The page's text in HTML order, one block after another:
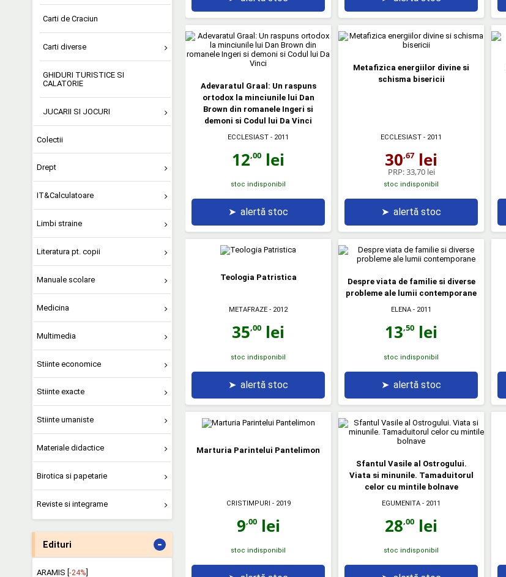
Carti de Craciun
Carti diverse
GHIDURI TURISTICE SI
CALATORIE
JUCARII SI JOCURI
Colectii
Drept
IT&Calculatoare
Limbi straine
Literatura pt. copii
Manuale scolare
Medicina
Multimedia
Stiinte economice
Stiinte exacte
Stiinte umaniste
Materiale didactice
Birotica si papetarie
Reviste si integrame
Edituri -
ARAMIS [ -24%
Adevaratul Graal: Un raspuns
ortodox la minciunile lui Dan
Brown din romanele Ingeri si
demoni si Codul lui Da Vinci
ECCLESIAST - 2011
12,00 lei
stoc indisponibil
➤ alertă stoc
Metafizica energiilor divine si
schisma bisericii
ECCLESIAST - 2011
30,67 lei
PRP:33,70 lei
stoc indisponibil
➤ alertă stoc
Teologia Patristica
METAFRAZE - 2012
35,00 lei
stoc indisponibil
➤ alertă stoc
Despre viata de familie si diverse
probleme ale lumii contemporane
ELENA - 2011
13,50 lei
stoc indisponibil
➤ alertă stoc
Marturia Parintelui Pantelimon
CRISTIMPURI - 2019
9,00lei
stoc indisponibil
Sfantul Vasile al Ostrogului.
Viata si minunile. Tamaduitorul
celor cu mintile bolnave
EGUMENITA - 2011
28,00 lei
stoc indisponibil